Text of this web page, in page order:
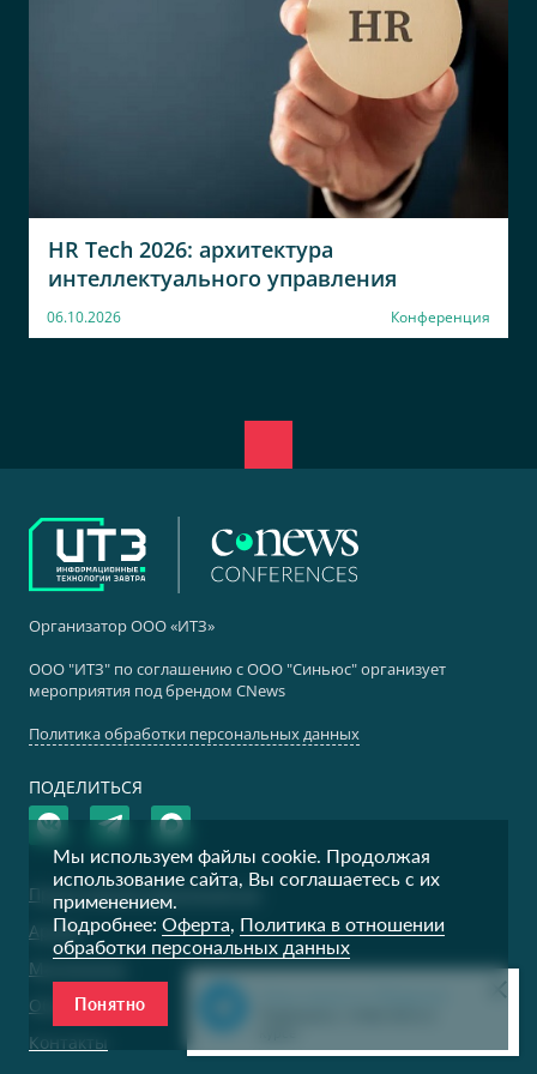
Банк ГПБ АО
директор
АО Синара-
Транспортные
Машины
Руководитель
департамента маркетинга -
Руководитель проекта
ПАО Юнипро
Ведущий специалист
АО Тойота Банк
Начальник управления
заместитель начальника
отдела
заместитель директора по
цифровизации
Первый Заместитель
Председателя Правления
ПАО ГМК
Начальник отдела по
развитию цифровых
компетенций
ПАО ГМК
МКБ
Руководитель
инновационных проектов
Норильский никель
Менеджер
АНО Равноправие
АНО "Равноправие"
HR Tech 2026: архитектура
интеллектуального управления
06.10.2026 Конференция
Организатор ООО «ИТЗ»
ООО "ИТЗ" по соглашению с ООО "Синьюс" организует
мероприятия под брендом CNews
Политика обработки персональных данных
ПОДЕЛИТЬСЯ
Предстоящие мероприятия
Архив
Материалы
Об ИТЗ
Контакты
Мы используем файлы cookie. Продолжая
использование сайта, Вы соглашаетесь с их
применением.
Подробнее: Оферта, Политика в отношении
обработки персональных данных
Понятно